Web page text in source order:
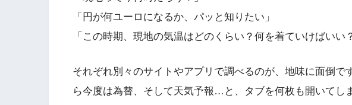
「円が何ユーロになるか、パッと知りたい」
「この時期、現地の気温はどのくらい？何を着ていけばいい
それぞれ別々のサイトやアプリで調べるのが、地味に面倒で
ら今度は為替、そして天気予報…と、タブを何枚も開いてし